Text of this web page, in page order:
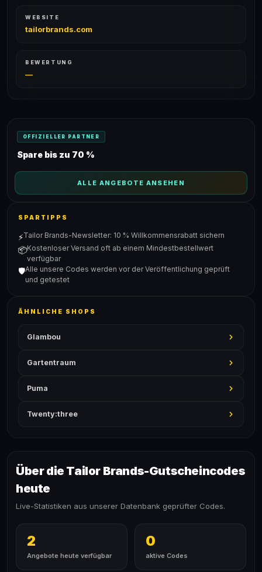
WEBSITE
tailorbrands.com
BEWERTUNG
—
OFFIZIELLER PARTNER
Spare bis zu 70 %
ALLE ANGEBOTE ANSEHEN
SPARTIPPS
⚡Tailor Brands-Newsletter: 10 % Willkommensrabatt sichern
📦Kostenloser Versand oft ab einem Mindestbestellwert
verfügbar
🛡️Alle unsere Codes werden vor der Veröffentlichung geprüft
und getestet
ÄHNLICHE SHOPS
Glambou
Gartentraum
Puma
Twenty:three
Über die Tailor Brands-Gutscheincodes
heute
Live-Statistiken aus unserer Datenbank geprüfter Codes.
2
Angebote heute verfügbar
0
aktive Codes